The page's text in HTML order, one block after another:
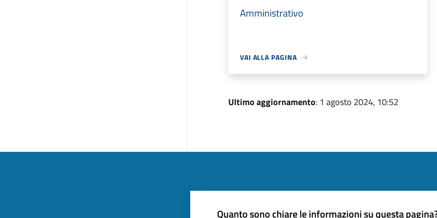
Amministrativo
VAI ALLA PAGINA
Ultimo aggiornamento: 1 agosto 2024, 10:52
Quanto sono chiare le informazioni su questa